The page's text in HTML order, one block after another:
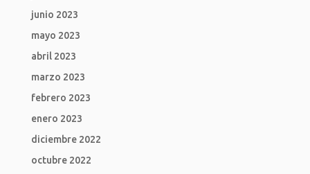
junio 2023
mayo 2023
abril 2023
marzo 2023
febrero 2023
enero 2023
diciembre 2022
octubre 2022